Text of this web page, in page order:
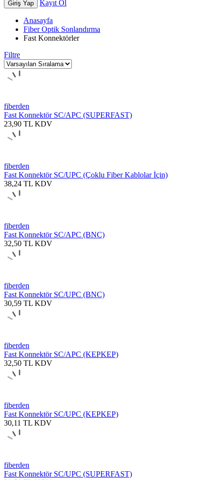
Giriş Yap Kayıt Ol
Anasayfa
Fiber Optik Sonlandırma
Fast Konnektörler
Filtre
fiberden
Fast Konnektör SC/APC (SUPERFAST)
23,90 TL KDV
fiberden
Fast Konnektör SC/UPC (Çoklu Fiber Kablolar İçin)
38,24 TL KDV
fiberden
Fast Konnektör SC/APC (BNC)
32,50 TL KDV
fiberden
Fast Konnektör SC/UPC (BNC)
30,59 TL KDV
fiberden
Fast Konnektör SC/APC (KEPKEP)
32,50 TL KDV
fiberden
Fast Konnektör SC/UPC (KEPKEP)
30,11 TL KDV
fiberden
Fast Konnektör SC/UPC (SUPERFAST)